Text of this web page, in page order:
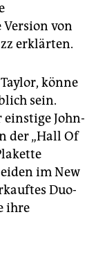
von
erklärten.
könne
sein.
einstige John-
der „Hall Of
im New
Duo-
ihre